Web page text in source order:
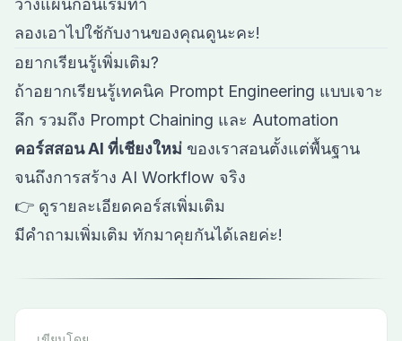
วางแผนก่อนเริ่มทำ
ลองเอาไปใช้กับงานของคุณดูนะคะ!
อยากเรียนรู้เพิ่มเติม?
ถ้าอยากเรียนรู้เทคนิค Prompt Engineering แบบเจาะ
ลึก รวมถึง Prompt Chaining และ Automation
คอร์สสอน AI ที่เชียงใหม่ ของเราสอนตั้งแต่พื้นฐาน
จนถึงการสร้าง AI Workflow จริง
👉 ดูรายละเอียดคอร์สเพิ่มเติม
มีคำถามเพิ่มเติม ทักมาคุยกันได้เลยค่ะ!